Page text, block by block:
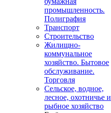
промышленность.
Полиграфия
Транспорт
Строительство
Жилищно-
коммунальное
хозяйство. Бытовое
обслуживание.
Торговля
Сельское, водное,
лесное, охотничье и
рыбное хозяйство